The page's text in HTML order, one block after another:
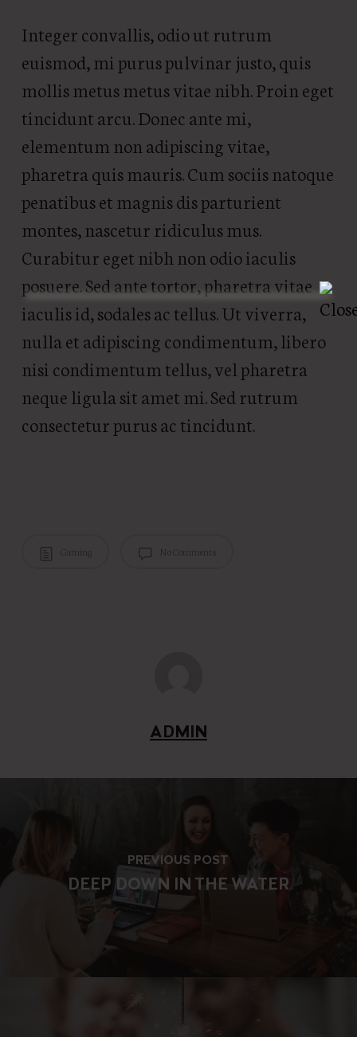
Integer convallis, odio ut rutrum
euismod, mi purus pulvinar justo, quis
mollis metus metus vitae nibh. Proin eget
tincidunt arcu. Donec ante mi,
elementum non adipiscing vitae,
pharetra quis mauris. Cum sociis natoque
penatibus et magnis dis parturient
montes, nascetur ridiculus mus.
Curabitur eget nibh non odio iaculis
posuere. Sed ante tortor, pharetra vitae
iaculis id, sodales ac tellus. Ut viverra,
nulla et adipiscing condimentum, libero
nisi condimentum tellus, vel pharetra
neque ligula sit amet mi. Sed rutrum
consectetur purus ac tincidunt.
Gaming No Comments
ADMIN
PREVIOUS POST
DEEP DOWN IN THE WATER